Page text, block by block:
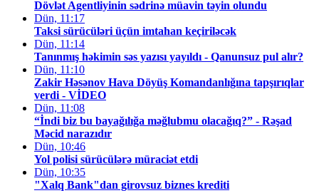
Dövlət Agentliyinin sədrinə müavin təyin olundu
Dün, 11:17
Taksi sürücüləri üçün imtahan keçiriləcək
Dün, 11:14
Tanınmış həkimin səs yazısı yayıldı - Qanunsuz pul alır?
Dün, 11:10
Zakir Həsənov Hava Döyüş Komandanlığına tapşırıqlar
verdi - VİDEO
Dün, 11:08
“İndi biz bu bayağılığa məğlubmu olacağıq?” - Rəşad
Məcid narazıdır
Dün, 10:46
Yol polisi sürücülərə müraciət etdi
Dün, 10:35
"Xalq Bank"dan girovsuz biznes krediti